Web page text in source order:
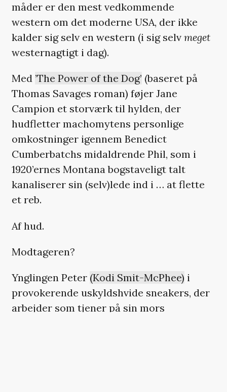
måder er den mest vedkommende
western om det moderne USA, der ikke
kalder sig selv en western (i sig selv meget
westernagtigt i dag).
Med ’The Power of the Dog’ (baseret på
Thomas Savages roman) føjer Jane
Campion et storværk til hylden, der
hudfletter machomytens personlige
omkostninger igennem Benedict
Cumberbatchs midaldrende Phil, som i
1920’ernes Montana bogstaveligt talt
kanaliserer sin (selv)lede ind i … at flette
et reb.
Af hud.
Modtageren?
Ynglingen Peter (Kodi Smit-McPhee) i
provokerende uskyldshvide sneakers, der
arbejder som tjener på sin mors